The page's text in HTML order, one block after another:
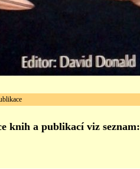
knih a publikací viz seznam: